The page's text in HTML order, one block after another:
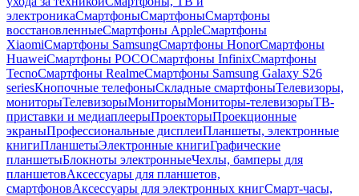
электроникаСмартфоныСмартфоныСмартфоны
восстановленныеСмартфоны AppleСмартфоны
XiaomiСмартфоны SamsungСмартфоны HonorСмартфоны
HuaweiСмартфоны POCOСмартфоны InfinixСмартфоны
TecnoСмартфоны RealmeСмартфоны Samsung Galaxy S26
seriesКнопочные телефоныСкладные смартфоныТелевизоры,
мониторыТелевизорыМониторыМониторы-телевизорыТВ-
приставки и медиаплеерыПроекторыПроекционные
экраныПрофессиональные дисплеиПланшеты, электронные
книгиПланшетыЭлектронные книгиГрафические
планшетыБлокноты электронныеЧехлы, бамперы для
планшетовАксессуары для планшетов,
смартфоновАксессуары для электронных книгСмарт-часы,